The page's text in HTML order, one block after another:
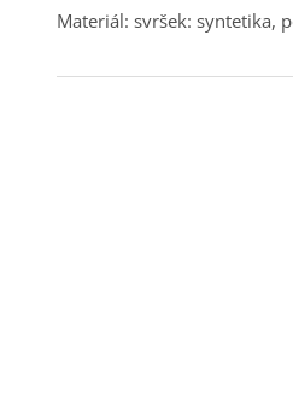
Materiál: svršek: syntetika,